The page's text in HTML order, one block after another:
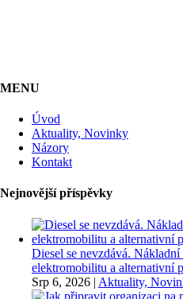
MENU
Úvod
Aktuality, Novinky
Názory
Kontakt
Nejnovější příspěvky
Diesel se nevzdává.
elektromobilitu a alternativní
Srp 6, 2026 | Aktuality,